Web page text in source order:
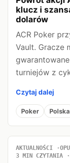
klucz i
dolarów
ACR Poker
Vault. Gracze
turniejów z
Czytaj dalej
Poker Polska
AKTUALNOŚCI
3 MIN CZYTANIA